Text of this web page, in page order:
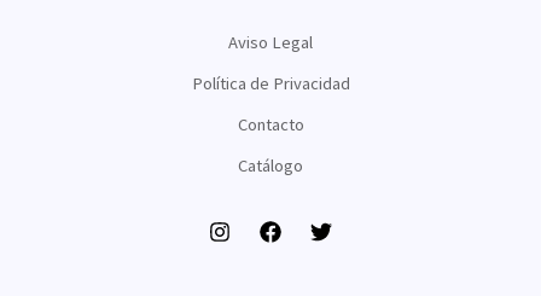
Aviso Legal
Política de Privacidad
Contacto
Catálogo